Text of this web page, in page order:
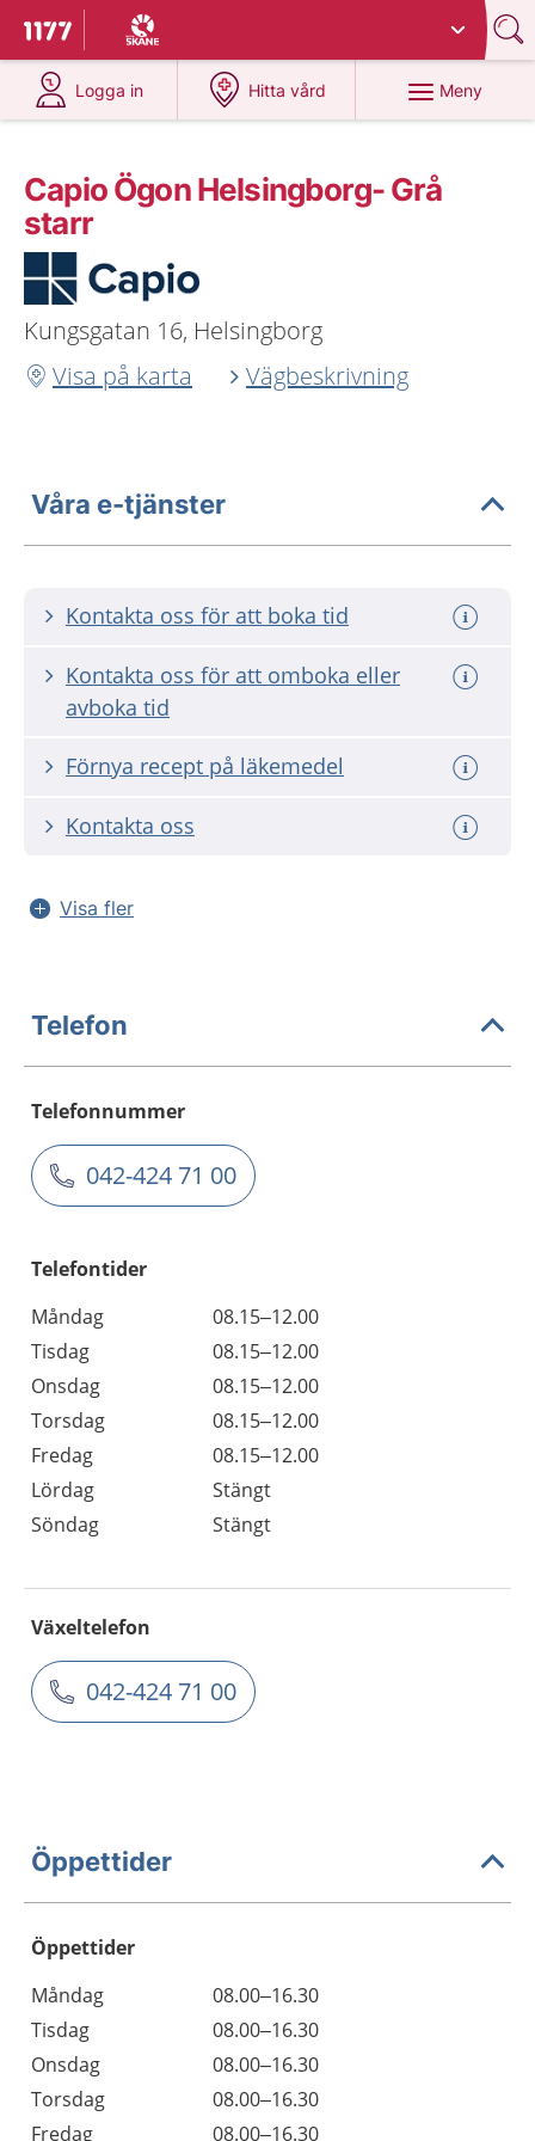
Till startsidan för 1177
Du har valt region
Logga in
på 1177.se
Hitta vård
på 1177.se
Meny
Capio Ögon Helsingborg- Grå
starr
Kungsgatan 16, Helsingborg
Visa på karta
Vägbeskrivning
Våra e-tjänster
Kontakta oss för att boka tid
Kontakta oss för att omboka eller
avboka tid
Förnya recept på läkemedel
Kontakta oss
Visa fler
Telefon
Telefonnummer
042-424 71 00
Telefontider
Måndag
08.15–12.00
Tisdag
08.15–12.00
Onsdag
08.15–12.00
Torsdag
08.15–12.00
Fredag
08.15–12.00
Lördag
Stängt
Söndag
Stängt
Växeltelefon
042-424 71 00
Öppettider
Öppettider
Dag
Öppettider
Kommentarer
Måndag
08.00–16.30
Tisdag
08.00–16.30
Onsdag
08.00–16.30
Torsdag
08.00–16.30
Fredag
08.00–16.30